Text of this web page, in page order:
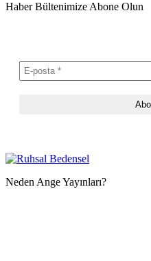
Haber Bültenimize Abone Olun
Neden Ange Yayınları?